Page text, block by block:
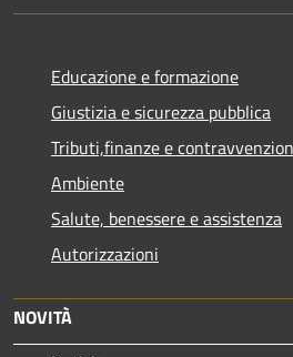
Educazione e formazione
Giustizia e sicurezza pubblica
Tributi,finanze e
Ambiente
Salute, benessere e assistenza
Autorizzazioni
NOVITÀ